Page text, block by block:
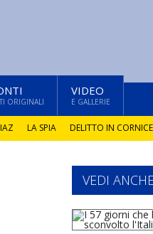
ORIGINALI
VIDEO
E GALLERIE
LA SPIA DELITTO IN CORNICE
VEDI ANCHE